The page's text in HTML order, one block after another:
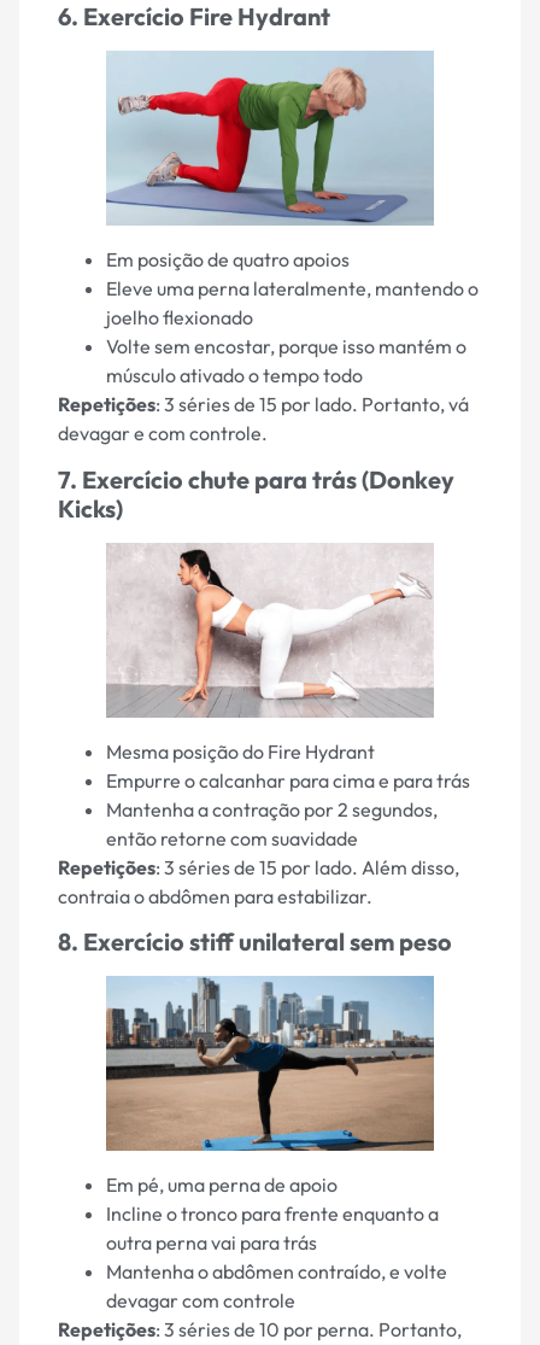
6. Exercício Fire Hydrant
Em posição de quatro apoios
Eleve uma perna lateralmente, mantendo o
joelho flexionado
Volte sem encostar, porque isso mantém o
músculo ativado o tempo todo
Repetições: 3 séries de 15 por lado. Portanto, vá
devagar e com controle.
7. Exercício chute para trás (Donkey
Kicks)
Mesma posição do Fire Hydrant
Empurre o calcanhar para cima e para trás
Mantenha a contração por 2 segundos,
então retorne com suavidade
Repetições: 3 séries de 15 por lado. Além disso,
contraia o abdômen para estabilizar.
8. Exercício stiff unilateral sem peso
Em pé, uma perna de apoio
Incline o tronco para frente enquanto a
outra perna vai para trás
Mantenha o abdômen contraído, e volte
devagar com controle
Repetições: 3 séries de 10 por perna. Portanto,